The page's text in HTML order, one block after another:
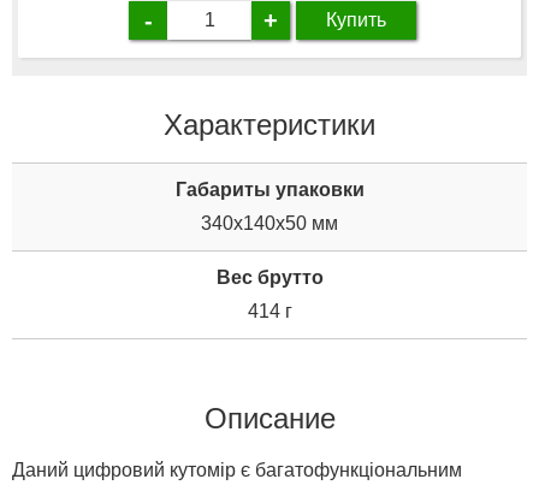
- + Купить
Характеристики
Габариты упаковки
340x140x50 мм
Вес брутто
414 г
Описание
Даний цифровий кутомір є багатофункціональним